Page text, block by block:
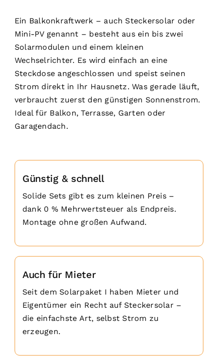
Ein Balkonkraftwerk – auch Steckersolar oder
Mini-PV genannt – besteht aus ein bis zwei
Solarmodulen und einem kleinen
Wechselrichter. Es wird einfach an eine
Steckdose angeschlossen und speist seinen
Strom direkt in Ihr Hausnetz. Was gerade läuft,
verbraucht zuerst den günstigen Sonnenstrom.
Ideal für Balkon, Terrasse, Garten oder
Garagendach.
Günstig & schnell
Solide Sets gibt es zum kleinen Preis –
dank 0 % Mehrwertsteuer als Endpreis.
Montage ohne großen Aufwand.
Auch für Mieter
Seit dem Solarpaket I haben Mieter und
Eigentümer ein Recht auf Steckersolar –
die einfachste Art, selbst Strom zu
erzeugen.